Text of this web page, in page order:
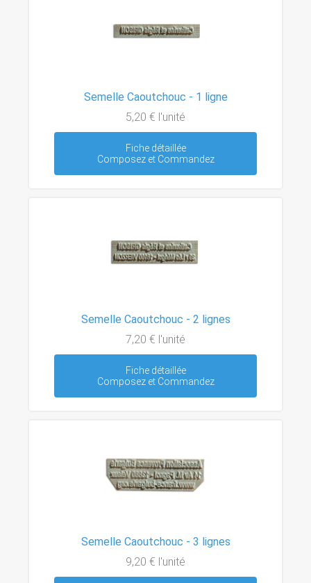
Semelle Caoutchouc - 1 ligne
5,20 € l'unité
Fiche détaillée
Composez et Commandez
Semelle Caoutchouc - 2 lignes
7,20 € l'unité
Fiche détaillée
Composez et Commandez
Semelle Caoutchouc - 3 lignes
9,20 € l'unité